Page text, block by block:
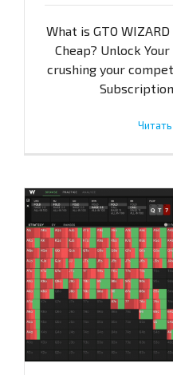
What is GTO
Cheap? Unlock
crushing your